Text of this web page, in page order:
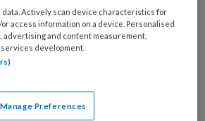
en verzorgende ig
op het werk én
data. Actively scan device characteristics for
access information on a device. Personalised
advertising and content measurement,
development.
Manage Preferences